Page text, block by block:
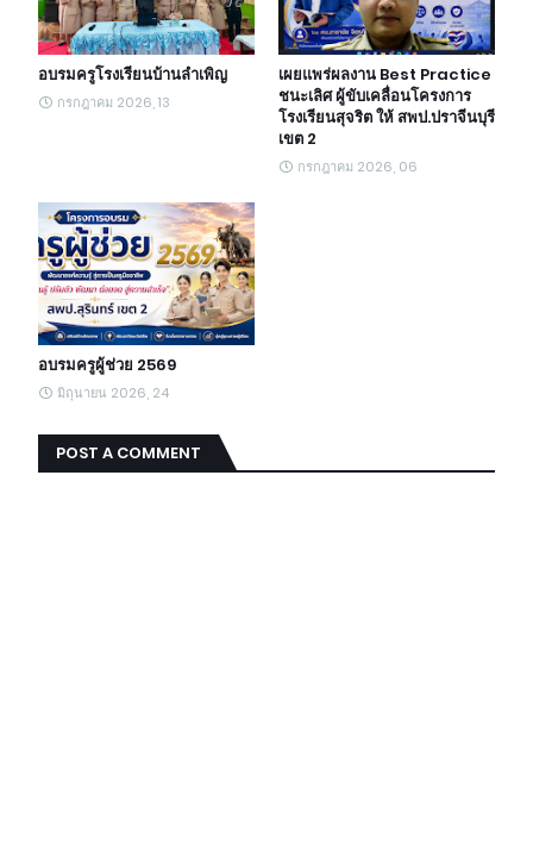
อบรมครูโรงเรียนบ้านลำเพิญ
กรกฎาคม 2026, 13
เผยแพร่ผลงาน Best Practice
ชนะเลิศ ผู้ขับเคลื่อนโครงการ
โรงเรียนสุจริต ให้ สพป.ปราจีนบุรี
เขต 2
กรกฎาคม 2026, 06
อบรมครูผู้ช่วย 2569
มิถุนายน 2026, 24
POST A COMMENT